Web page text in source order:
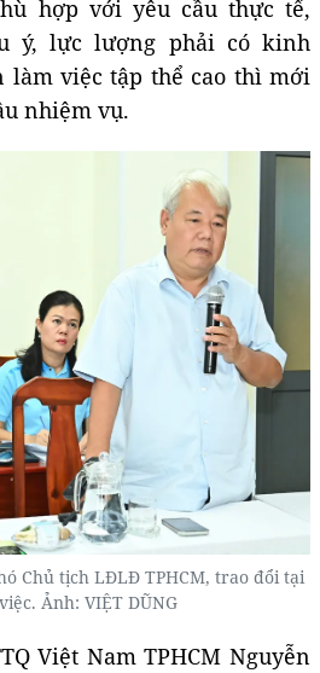
hợp với yêu cầu thực tế,
ý, lực lượng phải có kinh
việc tập thể cao thì mới
nhiệm vụ.
Chủ tịch LĐLĐ TPHCM, trao đổi tại
Ảnh: VIỆT DŨNG
Việt Nam TPHCM Nguyễn